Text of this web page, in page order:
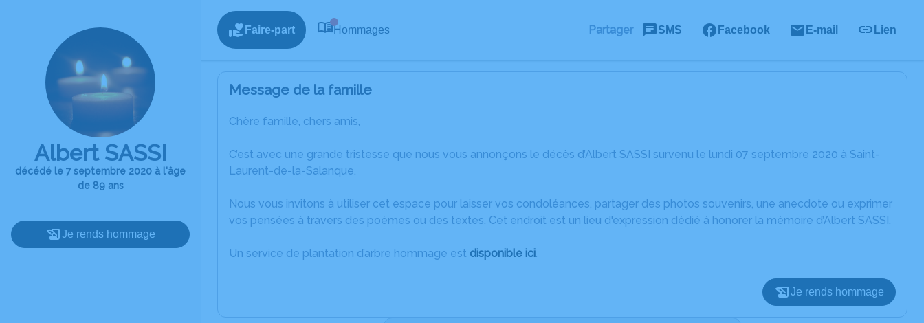
Albert SASSI
décédé le 7 septembre 2020 à l'âge
de 89 ans
Je rends hommage
Faire-part Hommages Partager SMS Facebook E-mail Lien
Message de la famille
Chère famille, chers amis,
C’est avec une grande tristesse que nous vous annonçons le décès d’Albert SASSI survenu le lundi 07 septembre 2020 à Saint-
Laurent-de-la-Salanque.
Nous vous invitons à utiliser cet espace pour laisser vos condoléances, partager des photos souvenirs, une anecdote ou exprimer
vos pensées à travers des poèmes ou des textes. Cet endroit est un lieu d'expression dédié à honorer la mémoire d’Albert SASSI.
Un service de plantation d’arbre hommage est disponible ici.
Je rends hommage